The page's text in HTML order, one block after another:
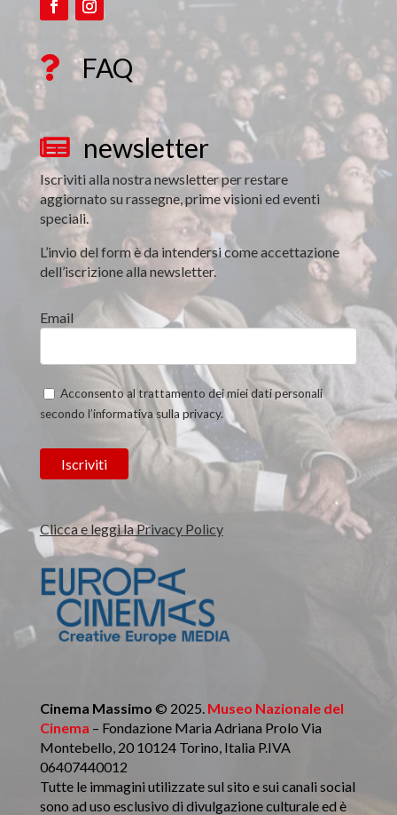
 FAQ
 newsletter
Iscriviti alla nostra newsletter per restare
aggiornato su rassegne, prime visioni ed eventi
speciali.
L’invio del form è da intendersi come accettazione
dell’iscrizione alla newsletter.
Email
Acconsento al trattamento dei miei dati personali
secondo l’informativa sulla privacy.
Clicca e leggi la Privacy Policy
Cinema Massimo © 2025. Museo Nazionale del
Cinema – Fondazione Maria Adriana Prolo Via
Montebello, 20 10124 Torino, Italia P.IVA
06407440012
Tutte le immagini utilizzate sul sito e sui canali social
sono ad uso esclusivo di divulgazione culturale ed è